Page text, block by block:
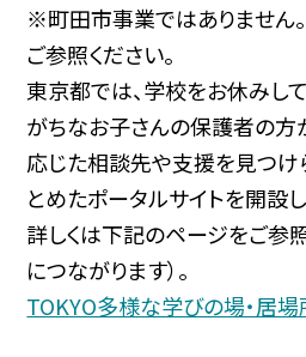
※町田市事業ではありません
ご参照ください。
東京都では、学校をお休みし
がちなお子さんの保護者の方
応じた相談先や支援を見つけ
とめたポータルサイトを開設し
詳しくは下記のページをご参
につながります）。
TOKYO多様な学びの場・居